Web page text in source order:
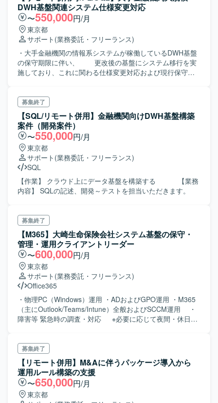
に向けての方針検討、情報収集、各グループ会社との調整
を行っている。 主な作業としては、方針検討、システ
ム間インターフェイス調整、現行システムの仕様確認であ
る。
DWH基盤関連システム仕様変更対応
〜550,000円/月
東京都
サポート (業務委託・フリーランス)
・大手金融機関の情報系システムが稼働しているDWH基盤
の保守期限に伴い、 更改後の基盤にシステム移行を実
施しており、これに関わる仕様変更対応および現行保守追
DWH基盤上の主要なシステムで、 顧客のニーズを踏ま
えた様々な案件が企画されており、システム移行後も、大
小様々な機能追加案件が 発生する見込み。
募集終了
【SQL/リモート併用】金融機関向けDWH基盤構築
案件（開発案件）
〜550,000円/月
東京都
サポート (業務委託・フリーランス)
SQL
【作業】 クラウド上にデータ基盤を構築する 【業務
内容】 SQLの記述、開発～テストを担当いただきます。
募集終了
【M365】大崎生命保険会社システム基盤の保守・
管理・運用クライアントリーダー
〜600,000円/月
東京都
サポート (業務委託・フリーランス)
Office365
・物理PC（Windows）運用 ・ADおよびGPO運用 ・M365
（主にOutlook/Teams/Intune）全般およびSCCM運用 ・
障害等 緊急時の調査・対応 ※必要に応じて夜間・休日対
（ベンダー問合せ） ・作業依頼等から発生する各種メンテ
ナンス作業 ・システム基盤運用に関する定期報告 ・メンバ
ーに対する業務割り振り
募集終了
【リモート併用】M&Aに伴うパッケージ導入から
運用ルール構築の支援
〜650,000円/月
東京都